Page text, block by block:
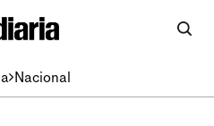
Nacional